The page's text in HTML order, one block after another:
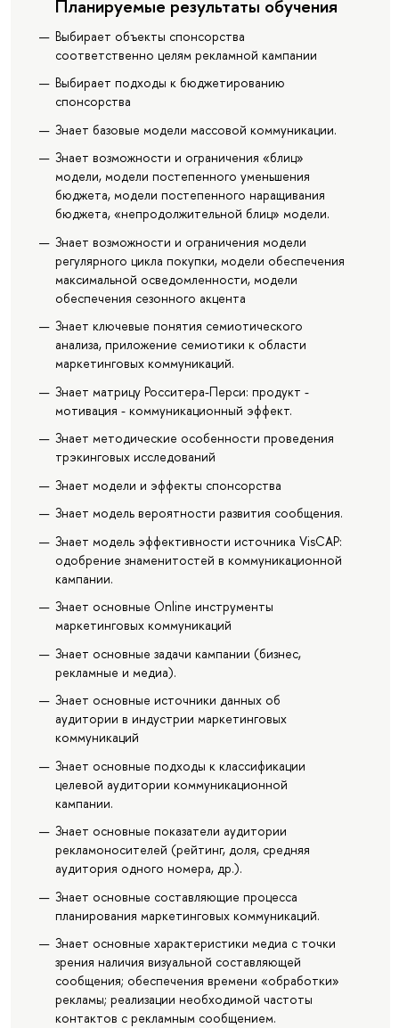
Планируемые результаты обучения
Выбирает объекты спонсорства
соответственно целям рекламной кампании
Выбирает подходы к бюджетированию
спонсорства
Знает базовые модели массовой коммуникации.
Знает возможности и ограничения «блиц»
модели, модели постепенного уменьшения
бюджета, модели постепенного наращивания
бюджета, «непродолжительной блиц» модели.
Знает возможности и ограничения модели
регулярного цикла покупки, модели обеспечения
максимальной осведомленности, модели
обеспечения сезонного акцента
Знает ключевые понятия семиотического
анализа, приложение семиотики к области
маркетинговых коммуникаций.
Знает матрицу Росситера-Перси: продукт -
мотивация - коммуникационный эффект.
Знает методические особенности проведения
трэкинговых исследований
Знает модели и эффекты спонсорства
Знает модель вероятности развития сообщения.
Знает модель эффективности источника VisCAP:
одобрение знаменитостей в коммуникационной
кампании.
Знает основные Online инструменты
маркетинговых коммуникаций
Знает основные задачи кампании (бизнес,
рекламные и медиа).
Знает основные источники данных об
аудитории в индустрии маркетинговых
коммуникаций
Знает основные подходы к классификации
целевой аудитории коммуникационной
кампании.
Знает основные показатели аудитории
рекламоносителей (рейтинг, доля, средняя
аудитория одного номера, др.).
Знает основные составляющие процесса
планирования маркетинговых коммуникаций.
Знает основные характеристики медиа с точки
зрения наличия визуальной составляющей
сообщения; обеспечения времени «обработки»
рекламы; реализации необходимой частоты
контактов с рекламным сообщением.